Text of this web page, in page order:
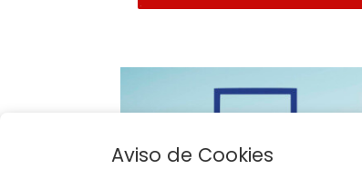
Aviso de Cookies